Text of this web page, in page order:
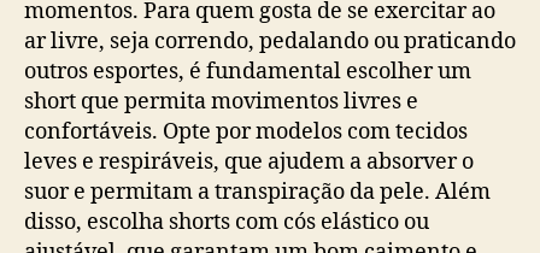
momentos. Para quem gosta de se exercitar ao
ar livre, seja correndo, pedalando ou praticando
outros esportes, é fundamental escolher um
short que permita movimentos livres e
confortáveis. Opte por modelos com tecidos
leves e respiráveis, que ajudem a absorver o
suor e permitam a transpiração da pele. Além
disso, escolha shorts com cós elástico ou